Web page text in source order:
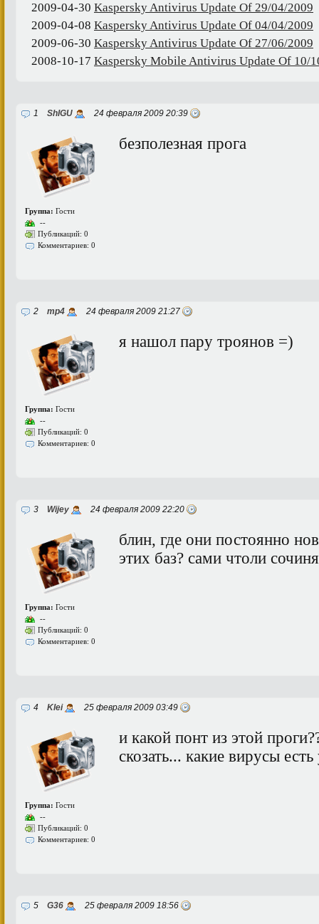
2009-04-30 Kaspersky Antivirus Update Of 29/04/2009
2009-04-08 Kaspersky Antivirus Update Of 04/04/2009
2009-06-30 Kaspersky Antivirus Update Of 27/06/2009
2008-10-17 Kaspersky Mobile Antivirus Update Of 10/
1 ShIGU 24 февраля 2009 20:39
Группа: Гости
--
Публикаций: 0
Комментариев: 0
безполезная прога
2 mp4 24 февраля 2009 21:27
Группа: Гости
--
Публикаций: 0
Комментариев: 0
я нашол пару троянов =)
3 Wijey 24 февраля 2009 22:20
Группа: Гости
--
Публикаций: 0
Комментариев: 0
блин, где они постоянно
этих баз? сами чтоли
4 Klei 25 февраля 2009 03:49
Группа: Гости
--
Публикаций: 0
Комментариев: 0
и какой понт из этой
скозать... какие вирусы
5 G36 25 февраля 2009 18:56